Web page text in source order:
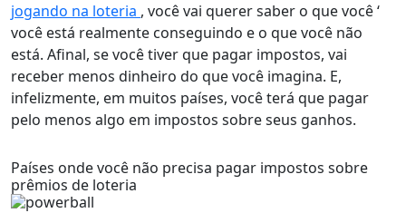
jogando na loteria , você vai querer saber o que você ‘
você está realmente conseguindo e o que você não
está. Afinal, se você tiver que pagar impostos, vai
receber menos dinheiro do que você imagina. E,
infelizmente, em muitos países, você terá que pagar
pelo menos algo em impostos sobre seus ganhos.
Países onde você não precisa pagar impostos sobre
prêmios de loteria